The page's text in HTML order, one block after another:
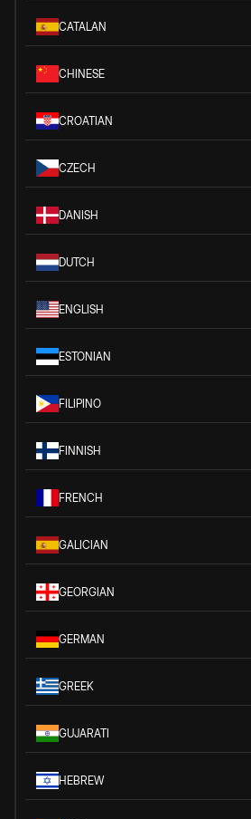
CATALAN
CHINESE
CROATIAN
CZECH
DANISH
DUTCH
ENGLISH
ESTONIAN
FILIPINO
FINNISH
FRENCH
GALICIAN
GEORGIAN
GERMAN
GREEK
GUJARATI
HEBREW